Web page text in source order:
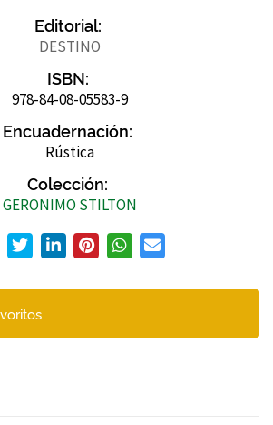
Editorial:
DESTINO
ISBN:
978-84-08-05583-9
Encuadernación:
Rústica
Colección:
GERONIMO STILTON